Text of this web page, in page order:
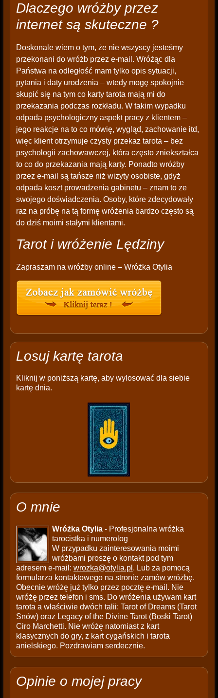
Dlaczego wróżby przez
internet są skuteczne ?
Doskonale wiem o tym, że nie wszyscy jesteśmy
przekonani do wróżb przez e-mail. Wróżąc dla
Państwa na odległość mam tylko opis sytuacji,
pytania i daty urodzenia – wtedy mogę spokojnie
skupić się na tym co karty tarota mają mi do
przekazania podczas rozkładu. W takim wypadku
odpada psychologiczny aspekt pracy z klientem –
jego reakcje na to co mówię, wygląd, zachowanie itd,
więc klient otrzymuje czysty przekaz tarota – bez
psychologii zachowawczej, która często zniekształca
to co do przekazania mają karty. Ponadto wróżby
przez e-mail są tańsze niż wizyty osobiste, gdyż
odpada koszt prowadzenia gabinetu – znam to ze
swojego doświadczenia. Osoby, które zdecydowały
raz na próbę na tą formę wróżenia bardzo często są
do dziś moimi stałymi klientami.
Tarot i wróżenie Lędziny
Zapraszam na wróżby online – Wróżka Otylia
Losuj kartę tarota
Kliknij w poniższą kartę, aby wylosować dla siebie
kartę dnia.
O mnie
Wróżka Otylia- Profesjonalna wróżka
tarocistka i numerolog
W przypadku zainteresowania moimi
wróżbami proszę o kontakt pod tym
adresem e-mail: wrozka@otylia.pl . Lub za pomocą
formularza kontaktowego na stronie zamów wróżbę.
Obecnie wróżę już tylko przez pocztę e-mail. Nie
wróżę przez telefon i sms. Do wróżenia używam kart
tarota a właściwie dwóch talii: Tarot of Dreams (Tarot
Snów) oraz Legacy of the Divine Tarot (Boski Tarot)
Ciro Marchetti. Nie wróżę natomiast z kart
klasycznych do gry, z kart cygańskich i tarota
anielskiego. Pozdrawiam serdecznie.
Opinie o mojej pracy